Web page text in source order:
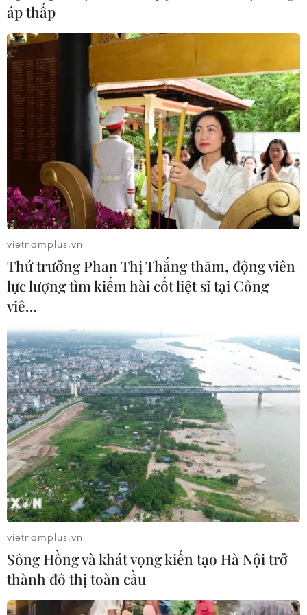
TIN CÙNG CHUYÊN MỤC
Olympic Trí tuệ nhân
tạo quốc tế 2026: 7/8 học sinh Việt
áp thấp
vietnamplus.vn
Thứ trưởng Phan Thị Thắng thăm, động viên
lực lượng tìm kiếm hài cốt liệt sĩ tại Công
viê…
vietnamplus.vn
Sông Hồng và khát vọng kiến tạo Hà Nội trở
thành đô thị toàn cầu